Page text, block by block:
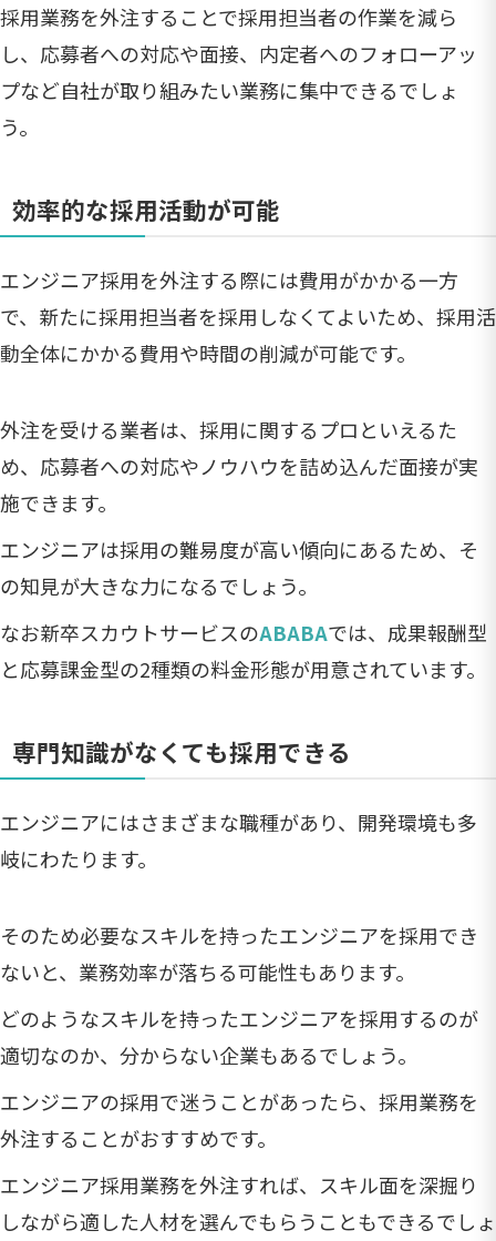
採用業務を外注することで採用担当者の作業を減ら
し、応募者への対応や面接、内定者へのフォローアッ
プなど自社が取り組みたい業務に集中できるでしょ
う。
効率的な採用活動が可能
エンジニア採用を外注する際には費用がかかる一方
で、新たに採用担当者を採用しなくてよいため、採用活
動全体にかかる費用や時間の削減が可能です。
外注を受ける業者は、採用に関するプロといえるた
め、応募者への対応やノウハウを詰め込んだ面接が実
施できます。
エンジニアは採用の難易度が高い傾向にあるため、そ
の知見が大きな力になるでしょう。
なお新卒スカウトサービスのABABAでは、成果報酬型
と応募課金型の2種類の料金形態が用意されています。
専門知識がなくても採用できる
エンジニアにはさまざまな職種があり、開発環境も多
岐にわたります。
そのため必要なスキルを持ったエンジニアを採用でき
ないと、業務効率が落ちる可能性もあります。
どのようなスキルを持ったエンジニアを採用するのが
適切なのか、分からない企業もあるでしょう。
エンジニアの採用で迷うことがあったら、採用業務を
外注することがおすすめです。
エンジニア採用業務を外注すれば、スキル面を深掘り
しながら適した人材を選んでもらうこともできるでしょ